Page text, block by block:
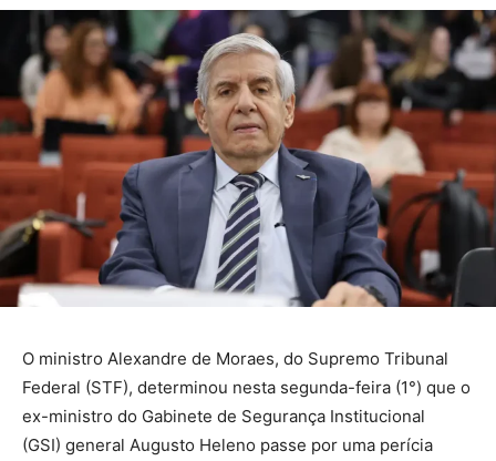
O ministro Alexandre de Moraes, do Supremo Tribunal
Federal (STF), determinou nesta segunda-feira (1°) que o
ex-ministro do Gabinete de Segurança Institucional
(GSI) general Augusto Heleno passe por uma perícia